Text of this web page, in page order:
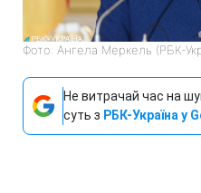
Фото: Ангела Меркель (РБК-
Не витрачай час на
суть з РБК-Україна у